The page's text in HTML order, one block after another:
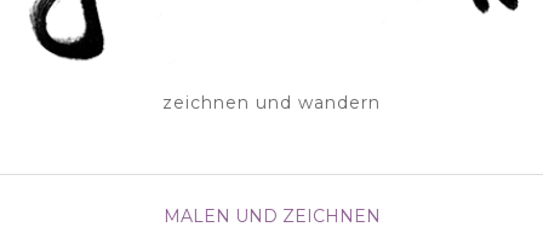
zeichnen und wandern
MALEN UND ZEICHNEN